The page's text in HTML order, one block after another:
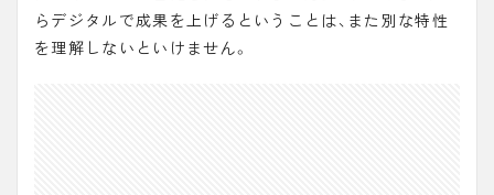
らデジタルで成果を上げるということは、また別な特性
を理解しないといけません。